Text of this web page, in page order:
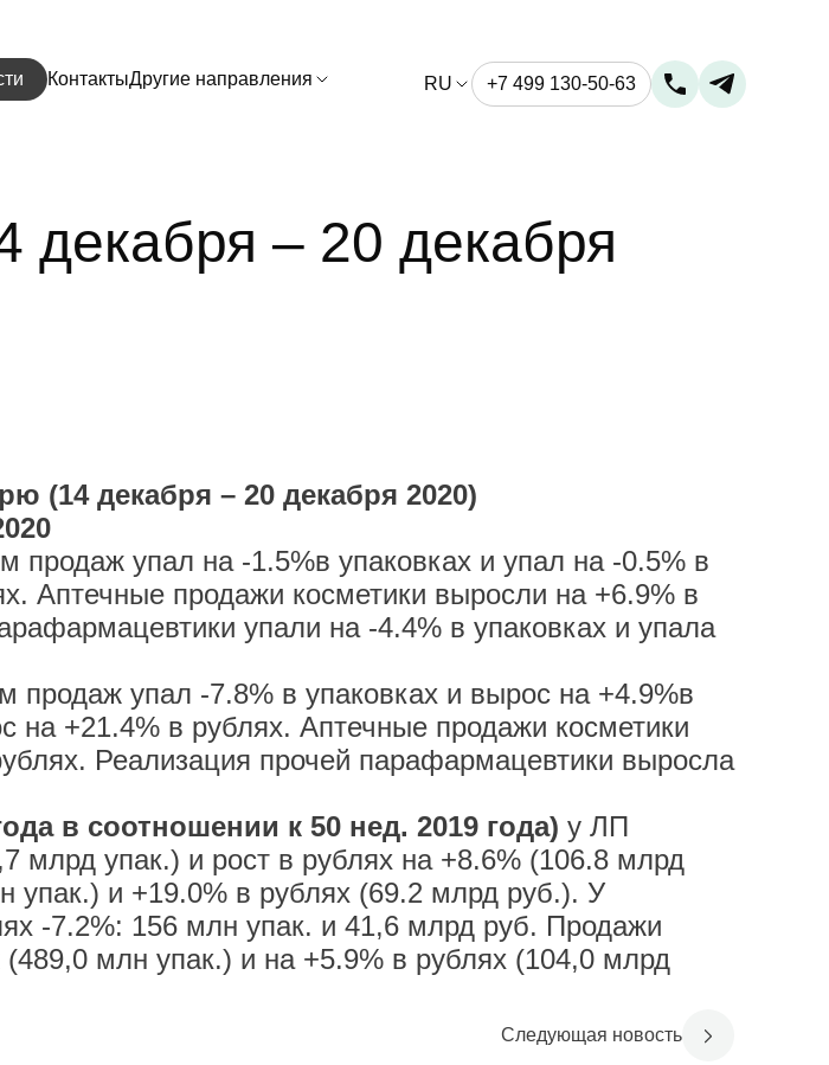
КонтактыДругие направления RU +7 499 130-50-63
декабря – 20 декабря
(14 декабря – 20 декабря 2020)
продаж упал на -1.5%в упаковках и упал на -0.5% в
Аптечные продажи косметики выросли на +6.9% в
упали на -4.4% в упаковках и упала
продаж упал -7.8% в упаковках и вырос на +4.9%в
+21.4% в рублях. Аптечные продажи косметики
Реализация прочей парафармацевтики выросла
в соотношении к 50 нед. 2019 года) у ЛП
млрд упак.) и рост в рублях на +8.6% (106.8 млрд
упак.) и +19.0% в рублях (69.2 млрд руб.). У
-7.2%: 156 млн упак. и 41,6 млрд руб. Продажи
млн упак.) и на +5.9% в рублях (104,0 млрд
Следующая новость